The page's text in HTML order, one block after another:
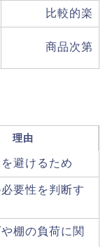
比較的楽
商品次第
理由
避けるため
要性を判断す
棚の負荷に関